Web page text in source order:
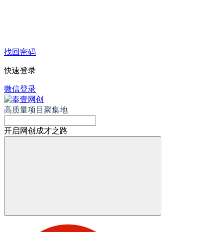
找回密码
快速登录
微信登录
高质量项目聚集地
开启网创成才之路